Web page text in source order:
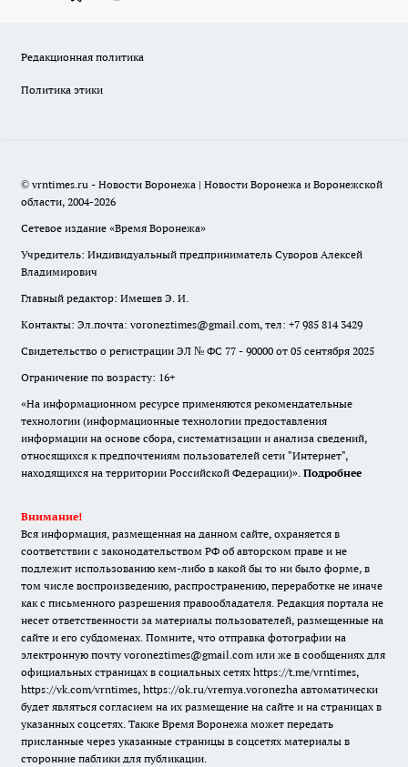
Редакционная политика
Политика этики
© vrntimes.ru - Новости Воронежа | Новости Воронежа и Воронежской
области, 2004-2026
Сетевое издание «Время Воронежа»
Учредитель: Индивидуальный предприниматель Суворов Алексей
Владимирович
Главный редактор: Имешев Э. И.
Контакты: Эл.почта: voroneztimes@gmail.com, тел: +7 985 814 3429
Свидетельство о регистрации ЭЛ № ФС 77 - 90000 от 05 сентября 2025
Ограничение по возрасту: 16+
«На информационном ресурсе применяются рекомендательные
технологии (информационные технологии предоставления
информации на основе сбора, систематизации и анализа сведений,
относящихся к предпочтениям пользователей сети "Интернет",
находящихся на территории Российской Федерации)». Подробнее
Внимание!
Вся информация, размещенная на данном сайте, охраняется в
соответствии с законодательством РФ об авторском праве и не
подлежит использованию кем-либо в какой бы то ни было форме, в
том числе воспроизведению, распространению, переработке не иначе
как с письменного разрешения правообладателя. Редакция портала не
несет ответственности за материалы пользователей, размещенные на
сайте и его субдоменах. Помните, что отправка фотографии на
электронную почту voroneztimes@gmail.com или же в сообщениях для
официальных страницах в социальных сетях https://t.me/vrntimes,
https://vk.com/vrntimes, https://ok.ru/vremya.voronezha автоматически
будет являться согласием на их размещение на сайте и на страницах в
указанных соцсетях. Также Время Воронежа может передать
присланные через указанные страницы в соцсетях материалы в
сторонние паблики для публикации.